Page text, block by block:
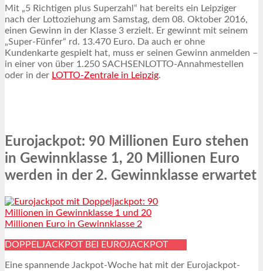
Mit „5 Richtigen plus Superzahl“ hat bereits ein Leipziger
nach der Lottoziehung am Samstag, dem 08. Oktober 2016,
einen Gewinn in der Klasse 3 erzielt. Er gewinnt mit seinem
„Super-Fünfer“ rd. 13.470 Euro. Da auch er ohne
Kundenkarte gespielt hat, muss er seinen Gewinn anmelden –
in einer von über 1.250 SACHSENLOTTO-Annahmestellen
oder in der LOTTO-Zentrale in Leipzig.
Eurojackpot: 90 Millionen Euro stehen
in Gewinnklasse 1, 20 Millionen Euro
werden in der 2. Gewinnklasse erwartet
DOPPELJACKPOT BEI EUROJACKPOT
Eine spannende Jackpot-Woche hat mit der Eurojackpot-